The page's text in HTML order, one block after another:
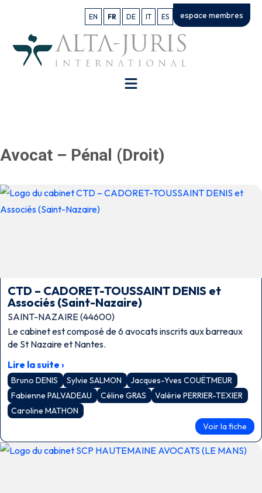
EN FR DE IT ES espace membres
Avocat – Pénal (Droit)
CTD – CADORET-TOUSSAINT DENIS et
Associés (Saint-Nazaire)
SAINT-NAZAIRE (44600)
Le cabinet est composé de 6 avocats inscrits aux barreaux
de St Nazaire et Nantes.
Lire la suite ›
Bruno DENIS Sylvie SALMON
Jacques-Yves COUËTMEUR
Fabienne PALVADEAU
Céline GRAS
Valérie PERRIER-TEXIER
Caroline MATHON
Voir la fiche